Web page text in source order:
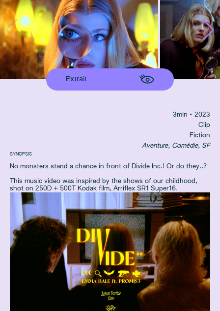
Extrait
SYNOPSIS
No monsters stand a chance in front of Divide Inc.! Or do they..?
This music video was inspired by the shows of our childhood,
shot on 250D + 500T Kodak film, Arriflex SR1 Super16.
3min • 2023
Clip
Fiction
Aventure, Comédie, SF